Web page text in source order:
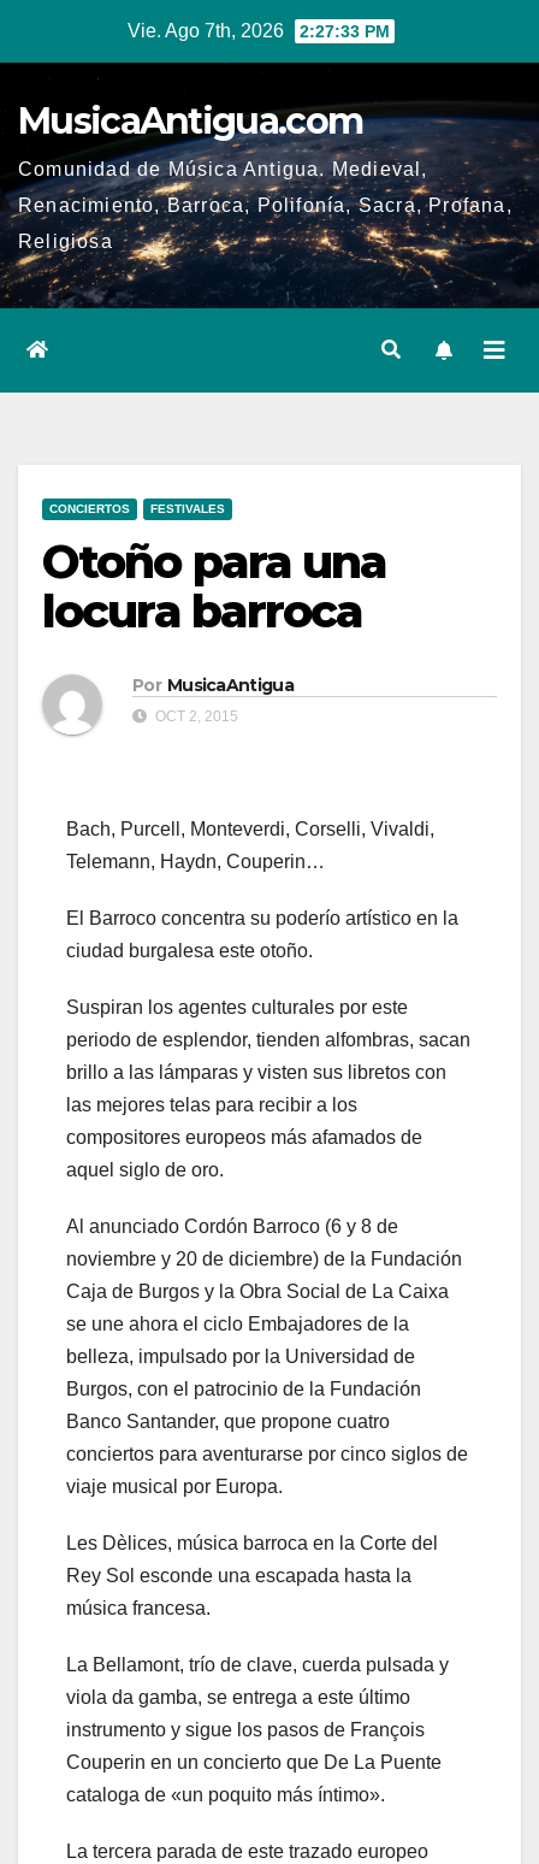
Vie. Ago 7th, 2026 2:27:34 PM
MusicaAntigua.com
Comunidad de Música Antigua. Medieval,
Renacimiento, Barroca, Polifonía, Sacra, Profana,
Religiosa
CONCIERTOS FESTIVALES
Otoño para una
locura barroca
Por MusicaAntigua
OCT 2, 2015
Bach, Purcell, Monteverdi, Corselli, Vivaldi,
Telemann, Haydn, Couperin…
El Barroco concentra su poderío artístico en la
ciudad burgalesa este otoño.
Suspiran los agentes culturales por este
periodo de esplendor, tienden alfombras, sacan
brillo a las lámparas y visten sus libretos con
las mejores telas para recibir a los
compositores europeos más afamados de
aquel siglo de oro.
Al anunciado Cordón Barroco (6 y 8 de
noviembre y 20 de diciembre) de la Fundación
Caja de Burgos y la Obra Social de La Caixa
se une ahora el ciclo Embajadores de la
belleza, impulsado por la Universidad de
Burgos, con el patrocinio de la Fundación
Banco Santander, que propone cuatro
conciertos para aventurarse por cinco siglos de
viaje musical por Europa.
Les Dèlices, música barroca en la Corte del
Rey Sol esconde una escapada hasta la
música francesa.
La Bellamont, trío de clave, cuerda pulsada y
viola da gamba, se entrega a este último
instrumento y sigue los pasos de François
Couperin en un concierto que De La Puente
cataloga de «un poquito más íntimo».
La tercera parada de este trazado europeo